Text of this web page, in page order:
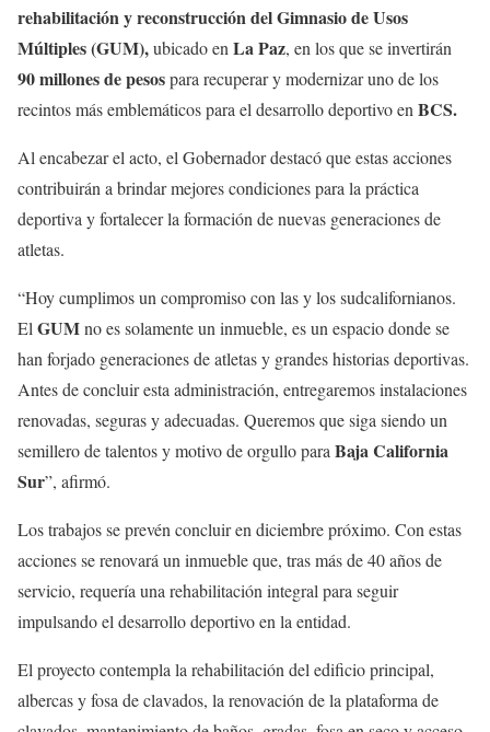
rehabilitación y reconstrucción del Gimnasio de Usos
Múltiples (GUM),ubicado en La Paz, en los que se invertirán
90 millones de pesospara recuperar y modernizar uno de los
recintos más emblemáticos para el desarrollo deportivo en BCS.
Al encabezar el acto, el Gobernador destacó que estas acciones
contribuirán a brindar mejores condiciones para la práctica
deportiva y fortalecer la formación de nuevas generaciones de
atletas.
“Hoy cumplimos un compromiso con las y los sudcalifornianos.
El GUMno es solamente un inmueble, es un espacio donde se
han forjado generaciones de atletas y grandes historias deportivas.
Antes de concluir esta administración, entregaremos instalaciones
renovadas, seguras y adecuadas. Queremos que siga siendo un
semillero de talentos y motivo de orgullo para Baja California
Sur”, afirmó.
Los trabajos se prevén concluir en diciembre próximo. Con estas
acciones se renovará un inmueble que, tras más de 40 años de
servicio, requería una rehabilitación integral para seguir
impulsando el desarrollo deportivo en la entidad.
El proyecto contempla la rehabilitación del edificio principal,
albercas y fosa de clavados, la renovación de la plataforma de